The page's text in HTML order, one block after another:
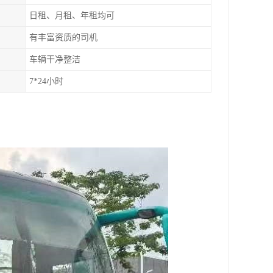
日租、月租、年租均可
有丰富资质的司机
车辆干净整洁
7*24小时